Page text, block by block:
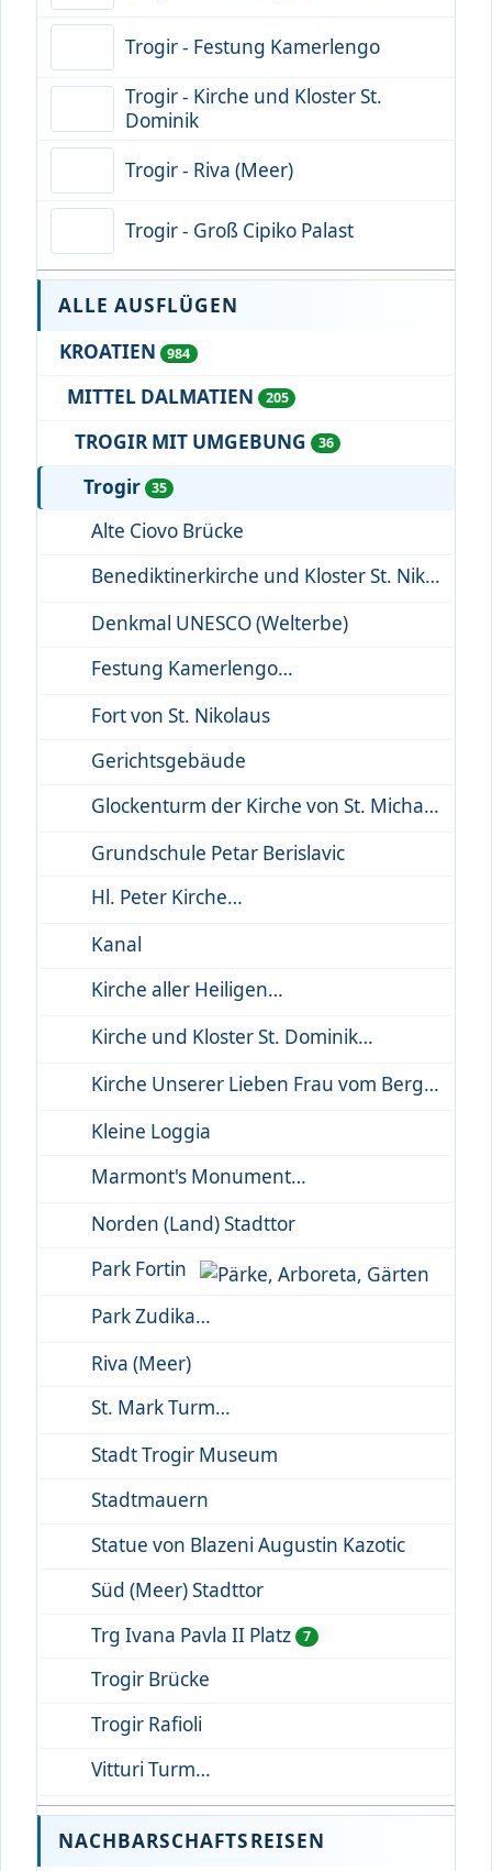
Trogir - Festung Kamerlengo
Trogir - Kirche und Kloster St.
Dominik
Trogir - Riva (Meer)
Trogir - Groß Cipiko Palast
ALLE AUSFLÜGEN
KROATIEN
984
MITTEL DALMATIEN 205
TROGIR MIT UMGEBUNG 36
Trogir 35
Alte Ciovo Brücke
Benediktinerkirche und Kloster St. Nikolaus
Denkmal UNESCO (Welterbe)
Festung Kamerlengo
Fort von St. Nikolaus
Gerichtsgebäude
Glockenturm der Kirche von St. Michael
Grundschule Petar Berislavic
Hl. Peter Kirche
Kanal
Kirche aller Heiligen
Kirche und Kloster St. Dominik
Kirche Unserer Lieben Frau vom Berg Karmel
Kleine Loggia
Marmont's Monument
Norden (Land) Stadttor
Park Fortin
Park Zudika
Riva (Meer)
St. Mark Turm
Stadt Trogir Museum
Stadtmauern
Statue von Blazeni Augustin Kazotic
Süd (Meer) Stadttor
Trg Ivana Pavla II Platz
7
Trogir Brücke
Trogir Rafioli
Vitturi Turm
NACHBARSCHAFTSREISEN